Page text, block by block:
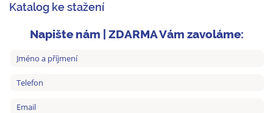
Katalog ke stažení
Napište nám | ZDARMA Vám zavoláme: